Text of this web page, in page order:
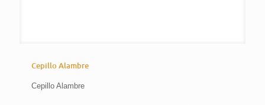
Cepillo Alambre
Cepillo Alambre